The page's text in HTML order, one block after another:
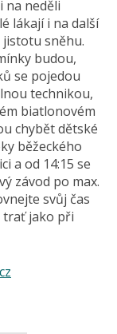
na neděli
lákají i na další
sněhu.
budou,
se pojedou
technikou,
biatlonovém
chybět dětské
běžeckého
a od 14:15 se
závod po max.
svůj čas
trať jako při